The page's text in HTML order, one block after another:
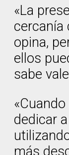
«La
cercanía
opina,
ellos
sabe
dedicar
más